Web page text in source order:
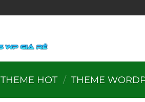
THEME HOT / THEME